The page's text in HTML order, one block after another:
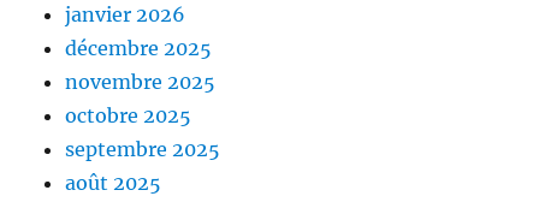
janvier 2026
décembre 2025
novembre 2025
octobre 2025
septembre 2025
août 2025